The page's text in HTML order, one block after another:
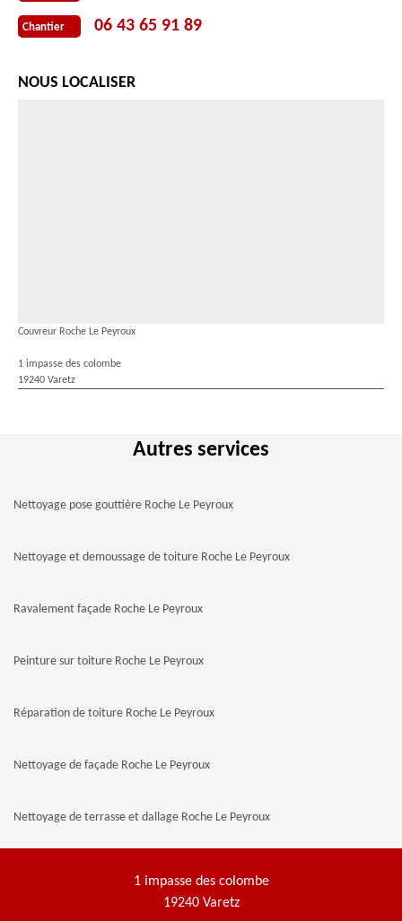
Chantier 06 43 65 91 89
NOUS LOCALISER
Couvreur Roche Le Peyroux
1 impasse des colombe
19240 Varetz
Autres services
Nettoyage pose gouttière Roche Le Peyroux
Nettoyage et demoussage de toiture Roche Le Peyroux
Ravalement façade Roche Le Peyroux
Peinture sur toiture Roche Le Peyroux
Réparation de toiture Roche Le Peyroux
Nettoyage de façade Roche Le Peyroux
Nettoyage de terrasse et dallage Roche Le Peyroux
1 impasse des colombe
19240 Varetz